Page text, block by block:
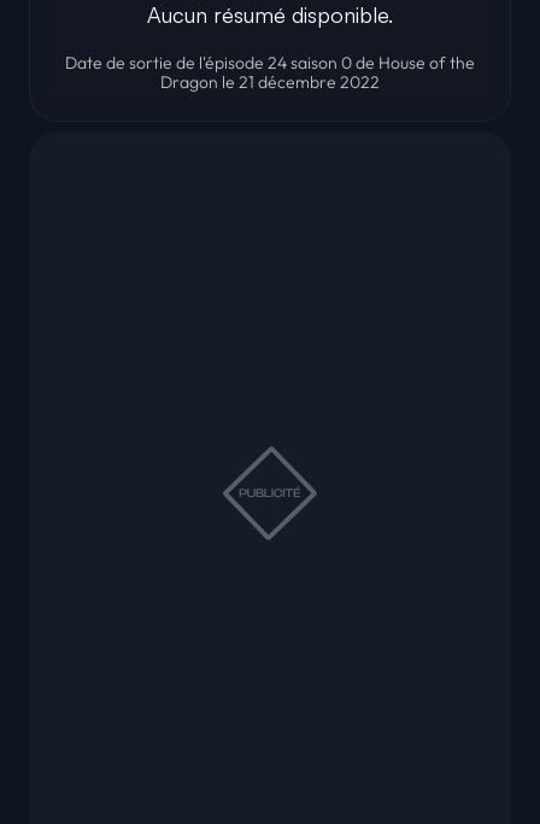
Aucun résumé disponible.
Date de sortie de l'épisode 24 saison 0 de House of the
Dragon le 21 décembre 2022